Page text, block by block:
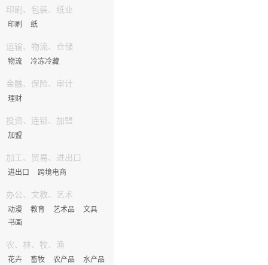
印刷、包装、纸业
印刷 纸
运输、物流、仓储
物流 冷冻冷藏
金融、保险、审计
理财
投资、连锁、加盟
加盟
加工、贸易、进出口
进出口 跨境电商
办公、文教、艺术
动漫 教育 艺术品
文具
书画
农、林、牧、渔
花卉 畜牧 农产品
水产品